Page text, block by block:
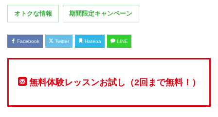
オトクな情報 期間限定キャンペーン
Facebook Twitter Hatena LINE
無料体験レッスンお試し（2回まで無料！）